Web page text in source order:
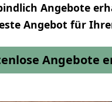
Angebote
Angebot für
Angebote